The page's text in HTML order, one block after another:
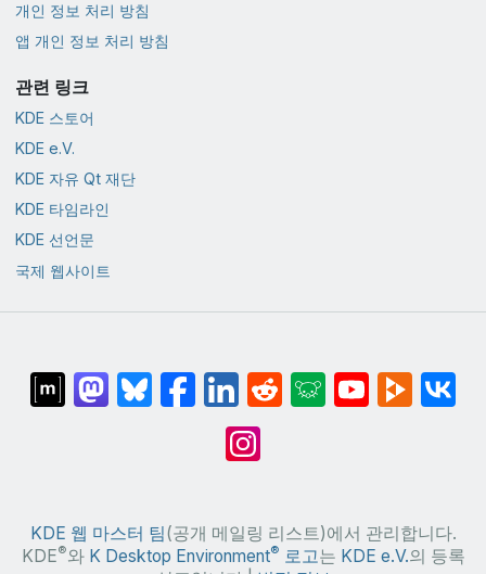
개인 정보 처리 방침
앱 개인 정보 처리 방침
관련 링크
KDE 스토어
KDE e.V.
KDE 자유 Qt 재단
KDE 타임라인
KDE 선언문
국제 웹사이트
KDE 웹 마스터 팀(공개 메일링 리스트)에서 관리합니다.
KDE®와 K Desktop Environment® 로고는 KDE e.V.의 등록